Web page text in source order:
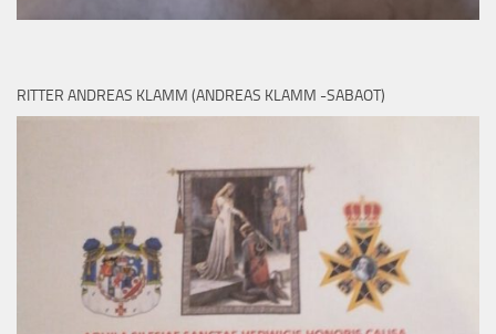
RITTER ANDREAS KLAMM (ANDREAS KLAMM -SABAOT)